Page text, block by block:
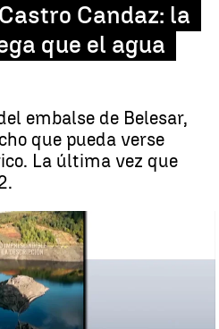
Candaz: la
que el agua
embalse de Belesar,
que pueda verse
La última vez que
de Belesar hace que pueda verse
este conjunto histórico